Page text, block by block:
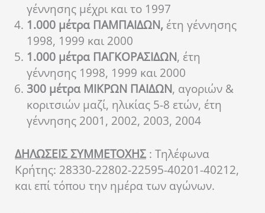
γέννησης μέχρι και το 1997
1.000 μέτρα ΠΑΜΠΑΙΔΩΝ, έτη γέννησης
1998, 1999 και 2000
1.000 μέτρα ΠΑΓΚΟΡΑΣΙΔΩΝ, έτη
γέννησης 1998, 1999 και 2000
300 μέτρα ΜΙΚΡΩΝ ΠΑΙΔΩΝ, αγοριών &
κοριτσιών μαζί, ηλικίας 5-8 ετών, έτη
γέννησης 2001, 2002, 2003, 2004
ΔΗΛΩΣΕΙΣ ΣΥΜΜΕΤΟΧΗΣ : Τηλέφωνα
Κρήτης: 28330-22802-22595-40201-40212,
και επί τόπου την ημέρα των αγώνων.